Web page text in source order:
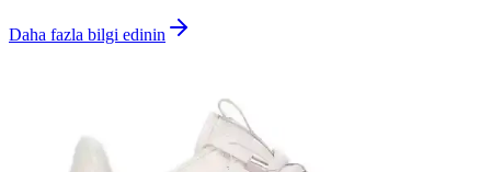
Daha fazla bilgi edinin